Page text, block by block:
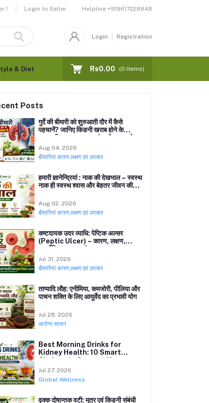
! Login to Seller Helpline +919617228848
Login Registration
& Diet Products About Us Contact
Rs0.00 (0 Items)
Posts
गुर्दे की बीमारी को शुरुआती दौर में कैसे
पहचानें? जानिए किडनी खराब होने के
शुरुआती लक्षण, कारण, जांच और बचाव के
प्रभावी उपाय
Aug 04, 2026
बीमारियां कारण,लक्षण एवं उपचार
हमारी ज्ञानेन्द्रियां : नाक की देखभाल – स्वस्थ
नाक ही स्वस्थ श्वास और बेहतर जीवन की
Aug 02, 2026
बीमारियां कारण,लक्षण एवं उपचार
कष्टदायक उदर व्याधि: पेप्टिक अल्सर
(Peptic Ulcer) – कारण, लक्षण,
आयुर्वेदिक उपचार एवं बचाव
Jul 31, 2026
बीमारियां कारण,लक्षण एवं उपचार
ताप्यादि लौह: एनीमिया, कमजोरी, पीलिया और
पाचन शक्ति के लिए आयुर्वेद का प्रभावी योग
Jul 28, 2026
आरोग्य साधन
Best Morning Drinks for
Kidney Health: 10 Smart
Choices to Support Your
Kidneys Naturally
Jul 27, 2026
Global Wellness
वृक्क दोषान्तक वटी: मूत्र एवं किडनी संबंधी